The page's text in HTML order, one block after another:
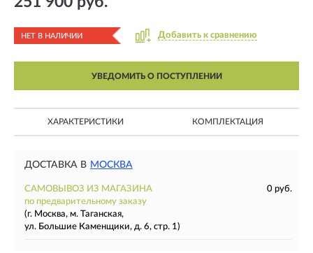
НЕТ В НАЛИЧИИ Добавить к сравнению
УВЕДОМИТЬ О ПОСТУПЛЕНИИ
ХАРАКТЕРИСТИКИ КОМПЛЕКТАЦИЯ
ДОСТАВКА В МОСКВА
САМОВЫВОЗ ИЗ МАГАЗИНА
0 руб.
по предварительному заказу
(г. Москва, м. Таганская,
ул. Большие Каменщики, д. 6, стр. 1)